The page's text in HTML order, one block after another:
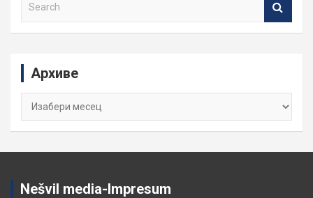
Архиве
Архиве
Nešvil media-Impresum